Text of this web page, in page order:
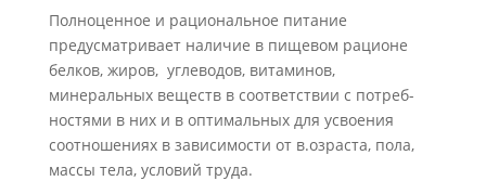
Полноценное и рациональное питание
предусматривает наличие в пищевом рационе
белков, жиров, углеводов, витаминов,
минеральных веществ в соответствии с потреб­
ностями в них и в оптимальных для усвоения
соотноше­ниях в зависимости от в.озраста, пола,
массы тела, усло­вий труда.